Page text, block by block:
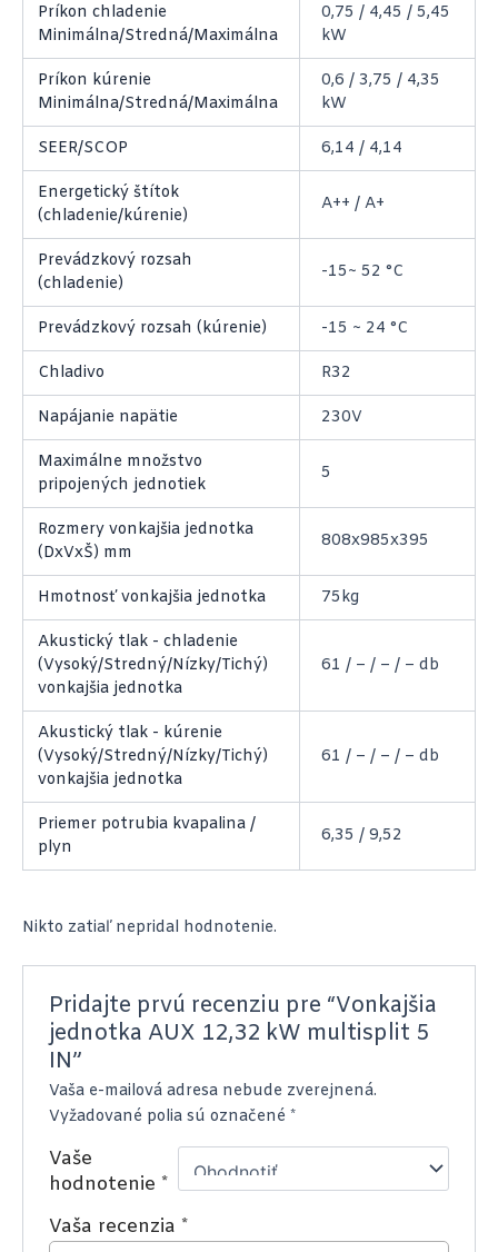
Príkon chladenie
Minimálna/Stredná/Maximálna
0,75 / 4,45 / 5,45
kW
Príkon kúrenie
Minimálna/Stredná/Maximálna
0,6 / 3,75 / 4,35
kW
SEER/SCOP 6,14 / 4,14
Energetický štítok
(chladenie/kúrenie)
A++ / A+
Prevádzkový rozsah
(chladenie)
-15~ 52 °C
Prevádzkový rozsah (kúrenie) -15 ~ 24 °C
Chladivo R32
Napájanie napätie 230V
Maximálne množstvo
pripojených jednotiek
5
Rozmery vonkajšia jednotka
(DxVxŠ) mm
808x985x395
Hmotnosť vonkajšia jednotka 75kg
Akustický tlak - chladenie
(Vysoký/Stredný/Nízky/Tichý)
vonkajšia jednotka
61 / – / – / – db
Akustický tlak - kúrenie
(Vysoký/Stredný/Nízky/Tichý)
vonkajšia jednotka
61 / – / – / – db
Priemer potrubia kvapalina /
plyn
6,35 / 9,52
Nikto zatiaľ nepridal hodnotenie.
Pridajte prvú recenziu pre “Vonkajšia
jednotka AUX 12,32 kW multisplit 5
IN”
Vaša e-mailová adresa nebude zverejnená.
Vyžadované polia sú označené*
Vaše
hodnotenie *
Vaša recenzia *